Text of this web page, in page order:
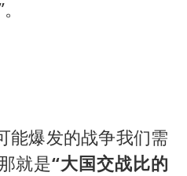
能爆发的战争我们需
就是“大国交战比的